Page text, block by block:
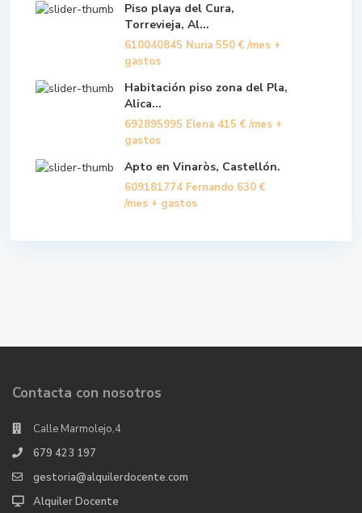
Piso playa del Cura,
Torrevieja, Al...
610040845 Nuria 550 € /mes +
gastos
Habitación piso zona del Pla,
Alica...
692895995 Elena 415 € /mes +
gastos
Apto en Vinaròs, Castellón.
609181774 Fernando 630 €
/mes + gastos
Contacta con nosotros
Calle Marmolejo,4
679 423 197
gestoria@alquilerdocente.com
Alquiler Docente